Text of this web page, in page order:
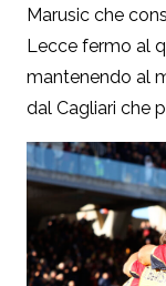
Marusic che
Lecce fermo al
mantenendo al
dal Cagliari che